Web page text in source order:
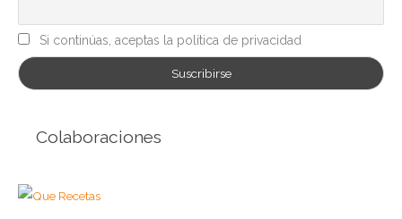
Si continúas, aceptas la política de privacidad
Colaboraciones